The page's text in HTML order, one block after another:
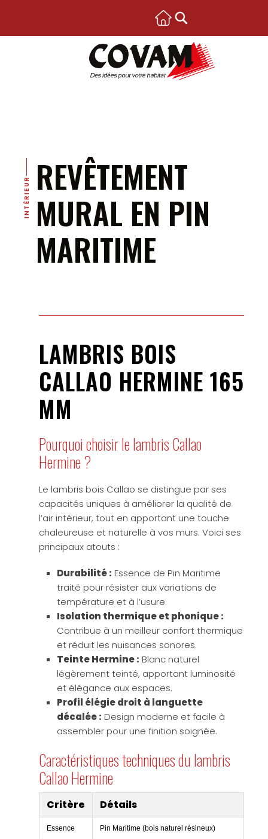
INTÉRIEUR REVÊTEMENT
MURAL EN PIN
MARITIME
LAMBRIS BOIS
CALLAO HERMINE 165
MM
Pourquoi choisir le lambris Callao
Hermine ?
Le lambris bois Callao se distingue par ses
capacités uniques à améliorer la qualité de
l’air intérieur, tout en apportant une touche
chaleureuse et naturelle à vos murs. Voici ses
principaux atouts :
Durabilité : Essence de Pin Maritime
traité pour résister aux variations de
température et à l’usure.
Isolation thermique et phonique :
Contribue à un meilleur confort thermique
et réduit les nuisances sonores.
Teinte Hermine : Blanc naturel
légèrement teinté, apportant luminosité
et élégance aux espaces.
Profil élégie droit à languette
décalée : Design moderne et facile à
assembler pour une finition soignée.
Caractéristiques techniques du lambris
Callao Hermine
Critère Détails
Essence Pin Maritime (bois naturel résineux)